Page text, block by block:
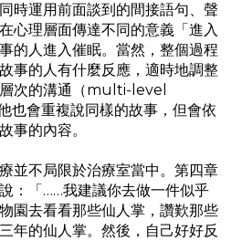
時運用前面談到的間接語句、聲
心理層面傳達不同的意義「進入
的人進入催眠。當然，整個過程
事的人有什麼反應，適時地調整
次的溝通（multi-level
會重複說同樣的故事，但會依
事的內容。
不局限於治療室當中。第四章
：「……我建議你去做一件似乎
園去看看那些仙人掌，讚歎那些
年的仙人掌。然後，自己好好反